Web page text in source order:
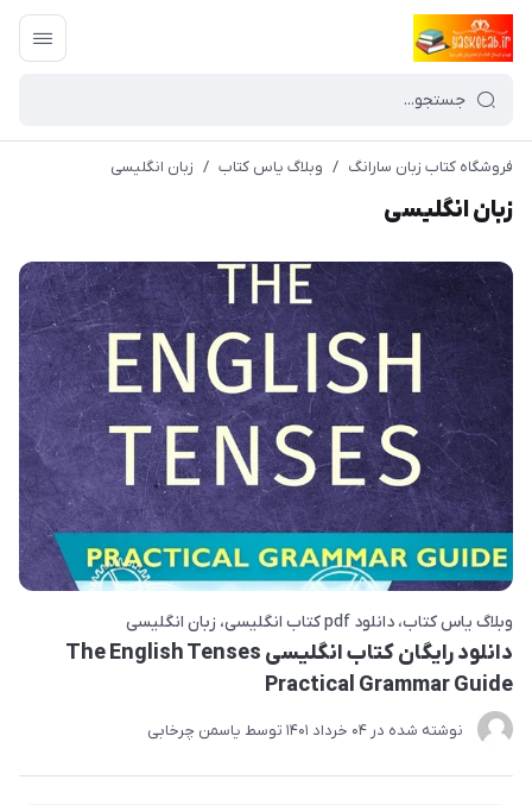
فروشگاه کتاب زبان سارانگ / وبلاگ یاس کتاب / زبان انگلیسی
زبان انگلیسی
وبلاگ یاس کتاب دانلود pdf کتاب انگلیسی زبان انگلیسی
دانلود رایگان کتاب انگلیسی The English Tenses
Practical Grammar Guide
نوشته شده در 04 خرداد 1401 توسط یاسمن چرخابی